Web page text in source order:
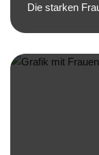
Die starken